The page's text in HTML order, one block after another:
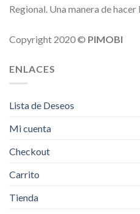
Regional. Una manera de hacer
Copyright 2020 © PIMOBI
ENLACES
Lista de Deseos
Mi cuenta
Checkout
Carrito
Tienda